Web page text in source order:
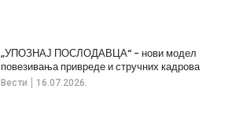
Вести 16.07.2026.
„УПОЗНАЈ ПОСЛОДАВЦА“ - нови модел
повезивања привреде и стручних кадрова